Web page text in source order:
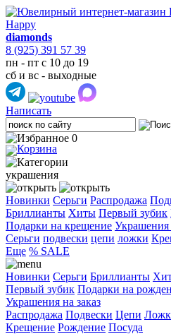
Happy
diamonds
8 (925) 391 57 39
пн - пт с 10 до 19
сб и вс - выходные
Написать
0
украшения
Новинки Серьги Распродажа
Бриллианты Хиты Первый зубик
Подарки на крещение Украшения
Cерьги подвески цепи ложки
Еще % SALE
Новинки Серьги Бриллианты
Первый зубик Подарки на
Украшения на заказ
Распродажа Подвески Цепи
Крещение Рождение Посуда